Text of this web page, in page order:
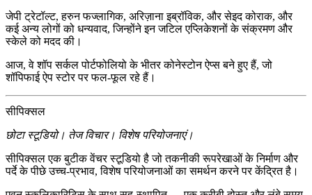
जेपी ट्रेटॉल्ट,हरुन फज्लागिक, अरिज़ाना इब्रॉविक, औरसेइद कोराक, और
कई अन्य लोगों को धन्यवाद, जिन्होंने इन जटिल एप्लिकेशनों के संक्रमण और
स्केले को मदद की।
आज, वे शॉप सर्कल पोर्टफोलियो के भीतरकोनेस्टोन ऐप्सबने हुए हैं, जो
शॉपिफाई ऐप स्टोर पर फल-फूल रहे हैं।
सीपिक्सल
छोटा स्टूडियो। तेज विचार। विशेष परियोजनाएं।
सीपिक्सलएक बुटीक वेंचर स्टूडियो है जो तकनीकी रूपरेखाओं के निर्माण और
पर्दे के पीछे उच्च-प्रभाव, विशेष परियोजनाओं का समर्थन करने पर केंद्रित है।